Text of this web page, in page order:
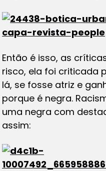
Então é isso, as
risco, ela foi criticada
lá, se fosse atriz e
porque é negra.
uma negra com
assim: